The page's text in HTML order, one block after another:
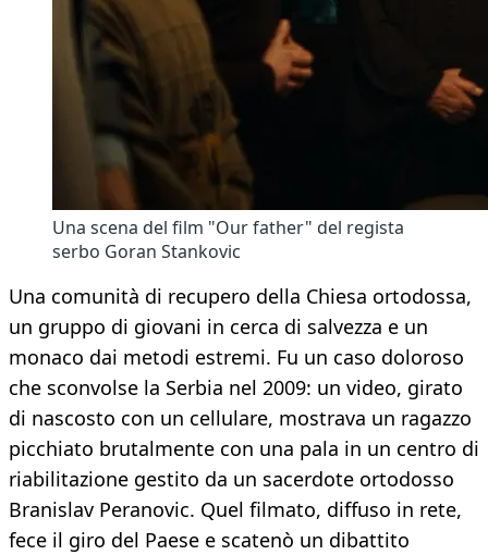
Una scena del film "Our father" del regista
serbo Goran Stankovic
Una comunità di recupero della Chiesa ortodossa,
un gruppo di giovani in cerca di salvezza e un
monaco dai metodi estremi. Fu un caso doloroso
che sconvolse la Serbia nel 2009: un video, girato
di nascosto con un cellulare, mostrava un ragazzo
picchiato brutalmente con una pala in un centro di
riabilitazione gestito da un sacerdote ortodosso
Branislav Peranovic. Quel filmato, diffuso in rete,
fece il giro del Paese e scatenò un dibattito